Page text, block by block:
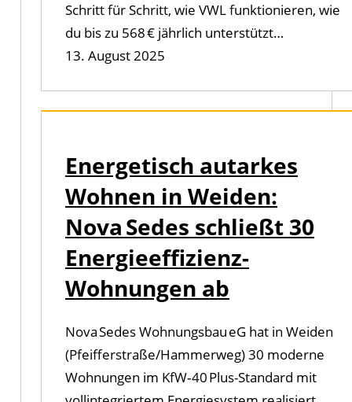
Schritt für Schritt, wie VWL funktionieren, wie
du bis zu 568 € jährlich unterstützt…
13. August 2025
Energetisch autarkes
Wohnen in Weiden:
Nova Sedes schließt 30
Energieeffizienz-
Wohnungen ab
Nova Sedes Wohnungsbau eG hat in Weiden
(Pfeifferstraße/Hammerweg) 30 moderne
Wohnungen im KfW‑40 Plus-Standard mit